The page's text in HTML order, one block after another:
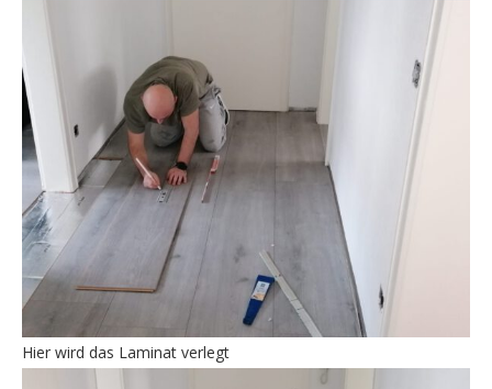
Hier wird das Laminat verlegt